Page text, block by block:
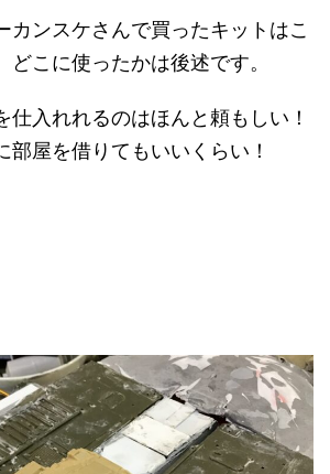
カンスケさんで買ったキットはこ
どこに使ったかは後述です。
仕入れれるのはほんと頼もしい！
部屋を借りてもいいくらい！